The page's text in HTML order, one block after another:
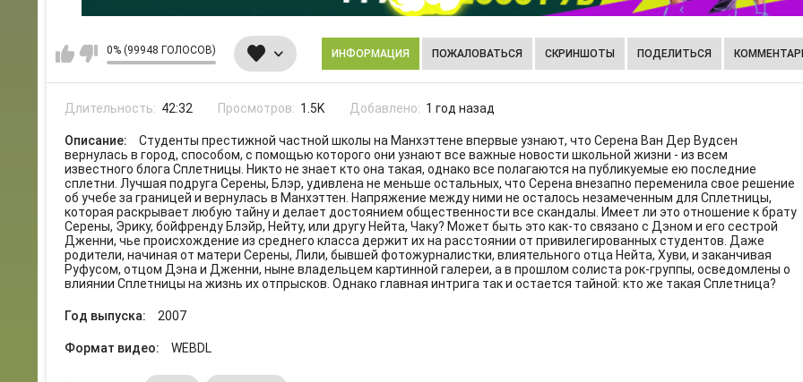
0% (99948 ГОЛОСОВ) ИНФОРМАЦИЯ ПОЖАЛОВАТЬСЯ СКРИНШОТЫ ПОДЕЛИТЬСЯ
Длительность: 42:32 Просмотров: 1.5K Добавлено: 1 год назад
Описание:
Студенты престижной частной школы на Манхэттене впервые узнают, что Серена Ван Дер Вудсен
вернулась в город, способом, с помощью которого они узнают все важные новости школьной жизни - из всем
известного блога Сплетницы. Никто не знает кто она такая, однако все полагаются на публикуемые ею последние
сплетни. Лучшая подруга Серены, Блэр, удивлена не меньше остальных, что Серена внезапно переменила свое решение
об учебе за границей и вернулась в Манхэттен. Напряжение между ними не осталось незамеченным для Сплетницы,
которая раскрывает любую тайну и делает достоянием общественности все скандалы. Имеет ли это отношение к брату
Серены, Эрику, бойфренду Блэйр, Нейту, или другу Нейта, Чаку? Может быть это как-то связано с Дэном и его сестрой
Дженни, чье происхождение из среднего класса держит их на расстоянии от привилегированных студентов. Даже
родители, начиная от матери Серены, Лили, бывшей фотожурналистки, влиятельного отца Нейта, Хуви, и заканчивая
Руфусом, отцом Дэна и Дженни, ныне владельцем картинной галереи, а в прошлом солиста рок-группы, осведомлены о
влиянии Сплетницы на жизнь их отпрысков. Однако главная интрига так и остается тайной: кто же такая Сплетница?
Год выпуска: 2007
Формат видео: WEBDL